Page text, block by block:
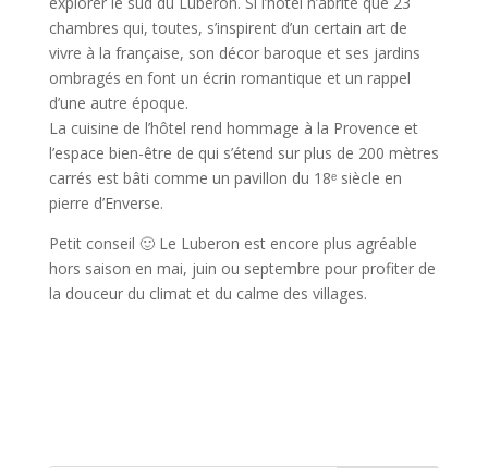
chambres qui, toutes, s’inspirent d’un certain art de
vivre à la française, son décor baroque et ses jardins
ombragés en font un écrin romantique et un rappel
d’une autre époque.
La cuisine de l’hôtel rend hommage à la Provence et
l’espace bien-être de qui s’étend sur plus de 200 mètres
carrés est bâti comme un pavillon du 18ᵉ siècle en
pierre d’Enverse.
Petit conseil 🙂 Le Luberon est encore plus agréable
hors saison en mai, juin ou septembre pour profiter de
la douceur du climat et du calme des villages.